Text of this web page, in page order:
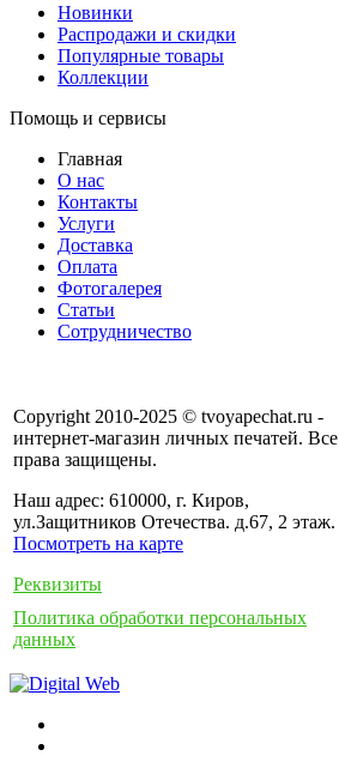
Новинки
Распродажи и скидки
Популярные товары
Коллекции
Помощь и сервисы
Главная
О нас
Контакты
Услуги
Доставка
Оплата
Фотогалерея
Статьи
Сотрудничество
Copyright 2010-2025 © tvoyapechat.ru -
интернет-магазин личных печатей. Все
права защищены.
Наш адрес: 610000, г. Киров,
ул.Защитников Отечества. д.67, 2 этаж.
Посмотреть на карте
Реквизиты
Политика обработки персональных
данных